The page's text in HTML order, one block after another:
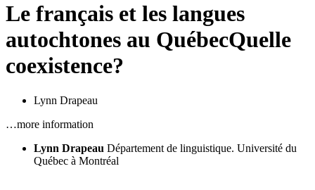
Le français et les langues
autochtones au QuébecQuelle
coexistence?
Lynn Drapeau
…more information
Lynn Drapeau Département de linguistique. Université du
Québec à Montréal